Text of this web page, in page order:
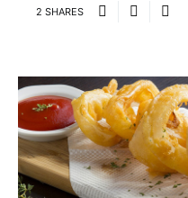
2 SHARES